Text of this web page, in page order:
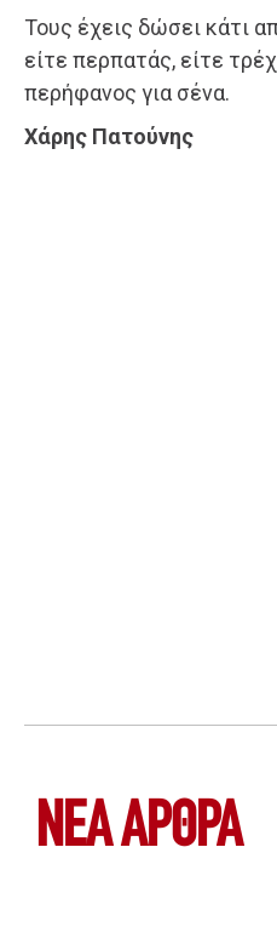
Τους έχεις δώσει κάτι
είτε περπατάς, είτε
περήφανος για σένα.
Χάρης Πατούνης
ΝΕΑ ΆΡΘΡΑ